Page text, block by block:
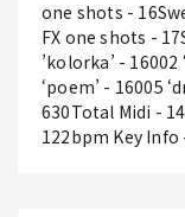
one shots -
FX one shots -
’kolorka’ - 16002
‘poem’ - 16005
630Total Midi -
122bpm Key Info